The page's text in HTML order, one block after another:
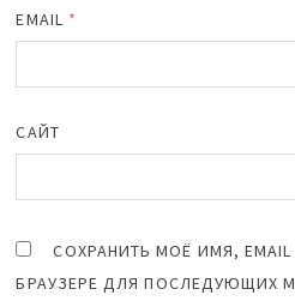
EMAIL *
САЙТ
СОХРАНИТЬ МОЁ ИМЯ,
БРАУЗЕРЕ ДЛЯ ПОСЛЕДУЮЩИХ